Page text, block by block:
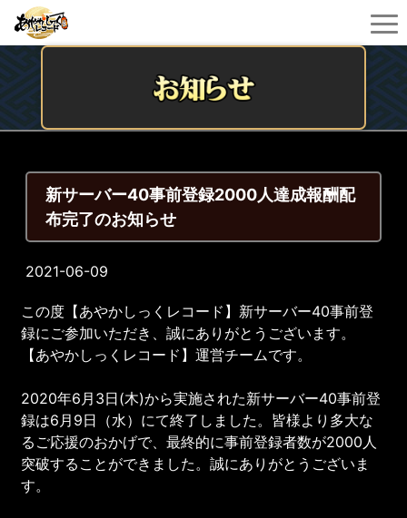
新サーバー40事前登録2000人達成報酬配
布完了のお知らせ
2021-06-09
この度【あやかしっくレコード】新サーバー40事前登
録にご参加いただき、誠にありがとうございます。
【あやかしっくレコード】運営チームです。
2020年6月3日(木)から実施された新サーバー40事前登
録は6月9日（水）にて終了しました。皆様より多大な
るご応援のおかげで、最終的に事前登録者数が2000人
突破することができました。誠にありがとうございま
す。